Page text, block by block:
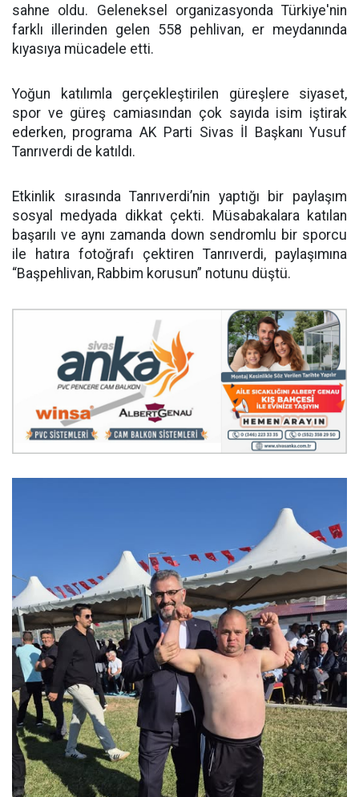
sahne oldu. Geleneksel organizasyonda Türkiye'nin
farklı illerinden gelen 558 pehlivan, er meydanında
kıyasıya mücadele etti.
Yoğun katılımla gerçekleştirilen güreşlere siyaset,
spor ve güreş camiasından çok sayıda isim iştirak
ederken, programa AK Parti Sivas İl Başkanı Yusuf
Tanrıverdi de katıldı.
Etkinlik sırasında Tanrıverdi’nin yaptığı bir paylaşım
sosyal medyada dikkat çekti. Müsabakalara katılan
başarılı ve aynı zamanda down sendromlu bir sporcu
ile hatıra fotoğrafı çektiren Tanrıverdi, paylaşımına
“Başpehlivan, Rabbim korusun” notunu düştü.